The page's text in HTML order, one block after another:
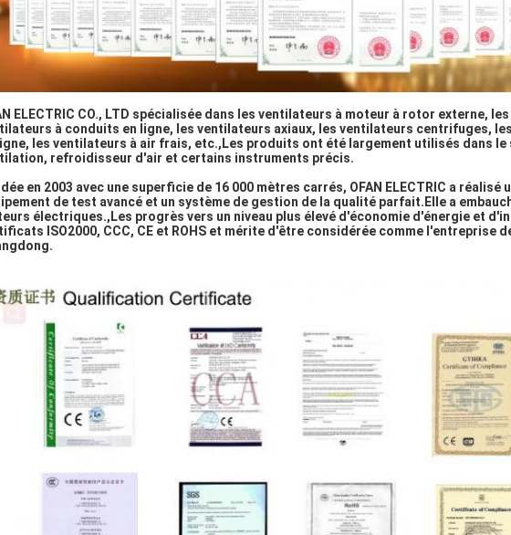
ELECTRIC CO., LTD spécialisée dans les ventilateurs à moteur à rotor externe,
à conduits en ligne, les ventilateurs axiaux, les ventilateurs centrifuges,
les ventilateurs à air frais, etc.,Les produits ont été largement utilisés dans le
refroidisseur d'air et certains instruments précis.
en 2003 avec une superficie de 16 000 mètres carrés, OFAN ELECTRIC a
de test avancé et un système de gestion de la qualité parfait.Elle a
électriques., Les progrès vers un niveau plus élevé d'économie d'énergie et
ISO2000, CCC, CE et ROHS et mérite d'être considérée comme l'entreprise